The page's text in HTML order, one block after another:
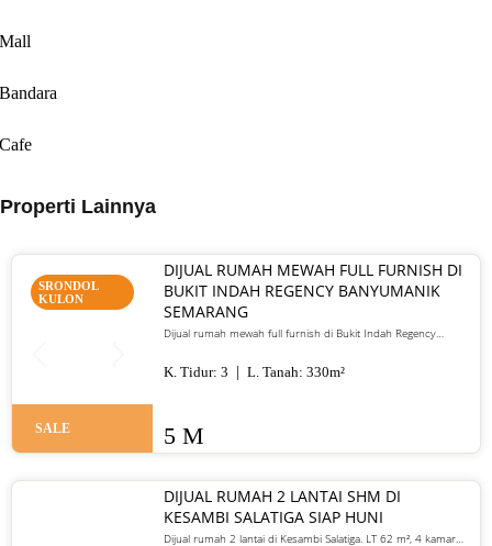
Mall
Bandara
Cafe
Properti Lainnya
SRONDOL
KULON
SALE
DIJUAL RUMAH MEWAH FULL FURNISH DI
BUKIT INDAH REGENCY BANYUMANIK
SEMARANG
Dijual rumah mewah full furnish di Bukit Indah Regency
premium. Harga 5 M nego
K. Tidur: 3 L. Tanah: 330m²
5 M
DIJUAL RUMAH 2 LANTAI SHM DI
KESAMBI SALATIGA SIAP HUNI
Dijual rumah 2 lantai di Kesambi Salatiga. LT 62 m², 4 kamar